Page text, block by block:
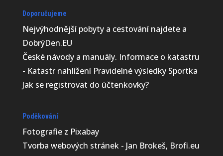
Doporučujeme
Nejvýhodnější pobyty a cestování najdete a
DobrýDen.EU
České návodya manuály. Informace o katastru
- Katastr nahlíženíPravidelné výsledky Sportka
Jak se registrovat do účtenkovky?
Poděkování
Fotografie z Pixabay
Tvorba webových stránek - Jan Brokeš, Brofi.eu